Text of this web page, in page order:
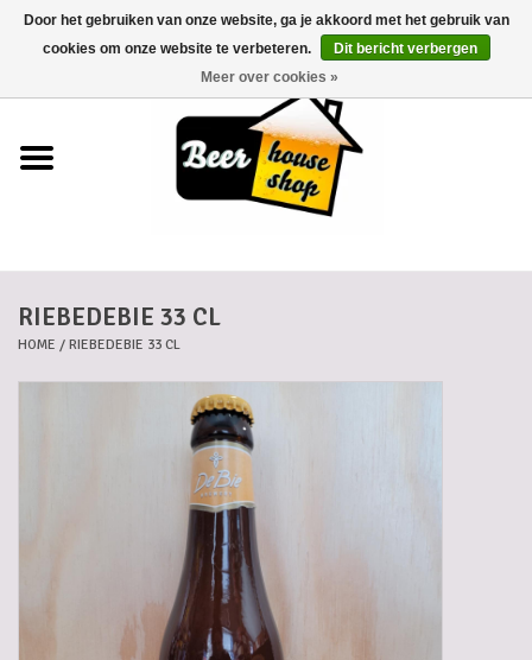
0 Artikelen - €0,00
Biermanden
Blikken
RIEBEDEBIE 33 CL
HOME / RIEBEDEBIE 33 CL
Door het gebruiken van onze website, ga je akkoord met het gebruik van
cookies om onze website te verbeteren.
Dit bericht verbergen
Meer over cookies »